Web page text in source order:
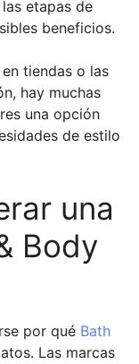
etapas de
beneficios.
tiendas o las
hay muchas
una opción
de estilo
una
Body
por qué Bath
Las marcas